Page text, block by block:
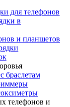
для телефонов
в
и планшетов
браслетам
телефонов и